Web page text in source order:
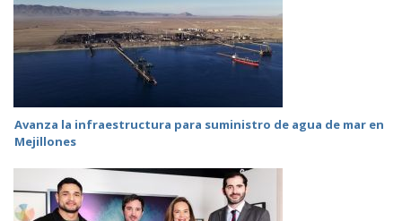
Avanza la infraestructura para suministro de agua de mar en
Mejillones